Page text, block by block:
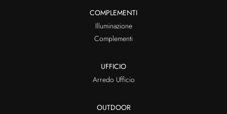
COMPLEMENTI
Illuminazione
Complementi
UFFICIO
Arredo Ufficio
OUTDOOR